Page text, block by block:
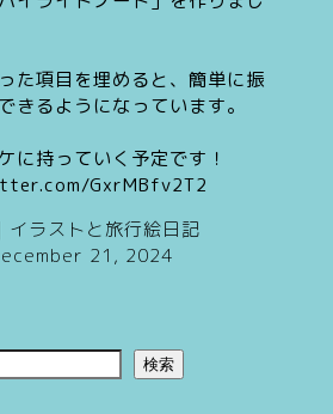
た項目を埋めると、簡単に振
きるようになっています。
に持っていく予定です！
GxrMBfv2T2
ラストと旅行絵日記
21, 2024
検索